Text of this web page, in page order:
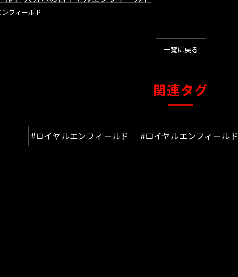
ンフィールド
一覧に戻る
関連タグ
#ロイヤルエンフィールド #ロイヤルエンフィールド